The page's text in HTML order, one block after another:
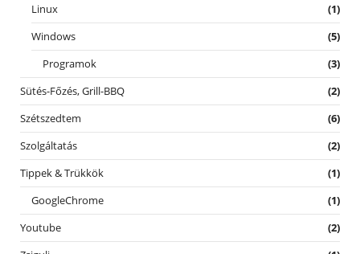
Linux
(1)
Windows
(5)
Programok
(3)
Sütés-Főzés, Grill-BBQ
(2)
Szétszedtem
(6)
Szolgáltatás
(2)
Tippek & Trükkök
(1)
GoogleChrome
(1)
Youtube
(2)